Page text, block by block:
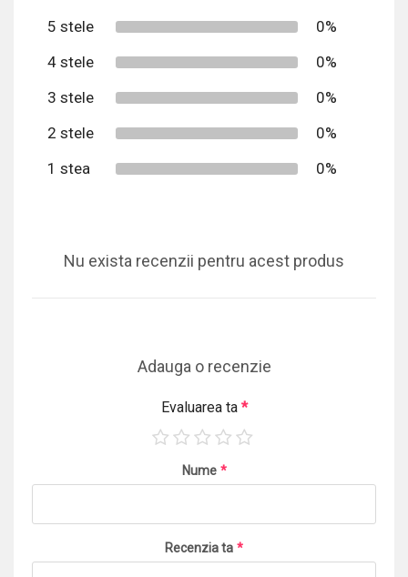
5 stele
0%
4 stele
0%
3 stele
0%
2 stele
0%
1 stea
0%
Nu exista recenzii pentru acest produs
Adauga o recenzie
Evaluarea ta *
Nume *
Recenzia ta *